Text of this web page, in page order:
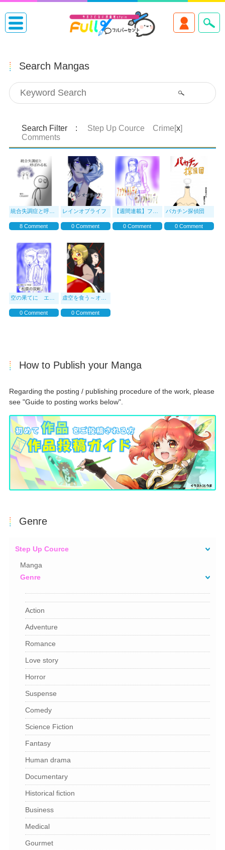
Search Mangas
Search Filter : Step Up Cource Crime[x]
Comments
統合失調症と呼ばれる私
8 Comment
レインオブライフ
0 Comment
【週間連載】ファントムレディvsファント
0 Comment
バカチン探偵団
0 Comment
空の果てに エピソード1
0 Comment
虚空を食う～オムライス失踪事件～
0 Comment
How to Publish your Manga
Regarding the posting / publishing procedure of the work, please
see "Guide to posting works below".
Genre
Step Up Cource
Manga
Genre
Action
Adventure
Romance
Love story
Horror
Suspense
Comedy
Science Fiction
Fantasy
Human drama
Documentary
Historical fiction
Business
Medical
Gourmet